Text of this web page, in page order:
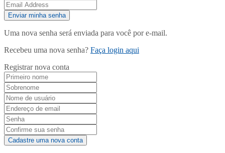
Uma nova senha será enviada para você por e-mail.
Recebeu uma nova senha? Faça login aqui
Registrar nova conta